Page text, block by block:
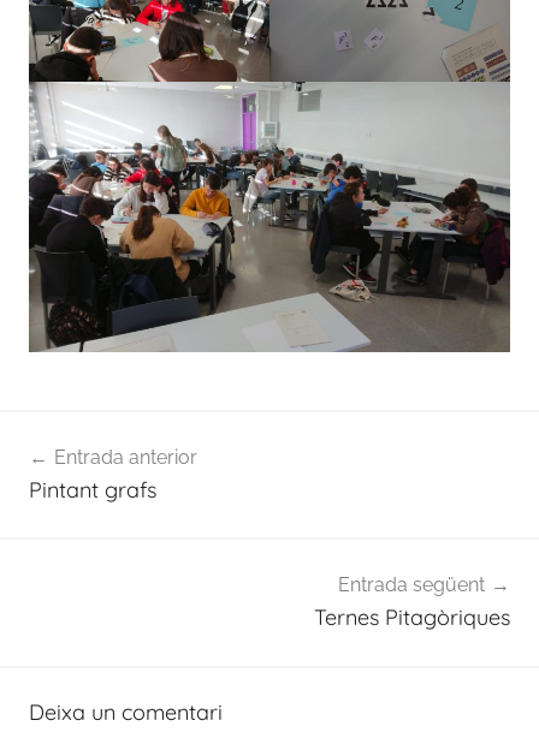
d'entrades
Entrada anterior
Pintant grafs
Entrada següent
Ternes Pitagòriques
Deixa un comentari